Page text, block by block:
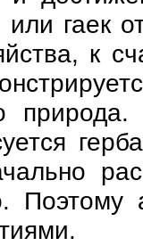
гаек
к
Поэтому